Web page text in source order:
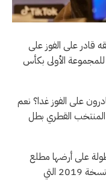
قادر على الفوز على
للمجموعة الأولى بكأس
على الفوز غدا؟ نعم
المنتخب القطري بطل
على أرضها مطلع
العام الحالي وذلك بعد حصد لقبها الأول في نسخة 2019 التي